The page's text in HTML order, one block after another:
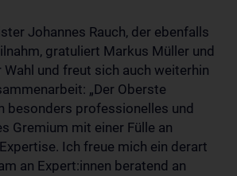
Johannes Rauch, der ebenfalls
gratuliert Markus Müller und
Wahl und freut sich auch weiterhin
„Der Oberste
besonders professionelles und
Gremium mit einer Fülle an
Ich freue mich ein derart
an Expert:innen beratend an